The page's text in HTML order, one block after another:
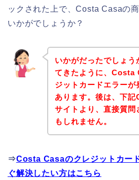
ックされた上で、Costa Casaの
いかがでしょうか？
いかがだったでしょう
てきたように、Costa
ジットカードエラーが
あります。後は、下
サイトより、直接質問
もしれません。
⇒Costa Casaのクレジットカー
ぐ解決したい方はこちら